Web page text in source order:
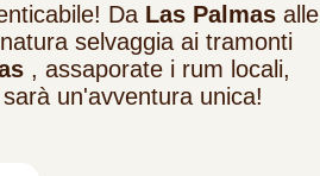
Da Las Palmas alle
selvaggia ai tramonti
, assaporate i rum locali,
un'avventura unica!